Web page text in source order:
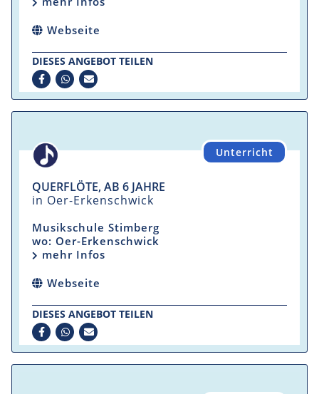
Webseite
DIESES ANGEBOT TEILEN
Unterricht
QUERFLÖTE, AB 6 JAHRE
in Oer-Erkenschwick
Musikschule Stimberg
wo: Oer-Erkenschwick
mehr Infos
Webseite
DIESES ANGEBOT TEILEN